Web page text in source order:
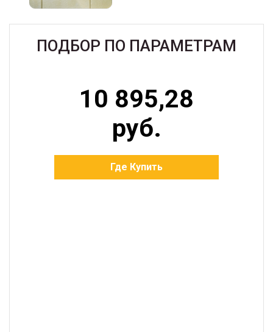
ПОДБОР ПО ПАРАМЕТРАМ
10 895,28
руб.
Где Купить